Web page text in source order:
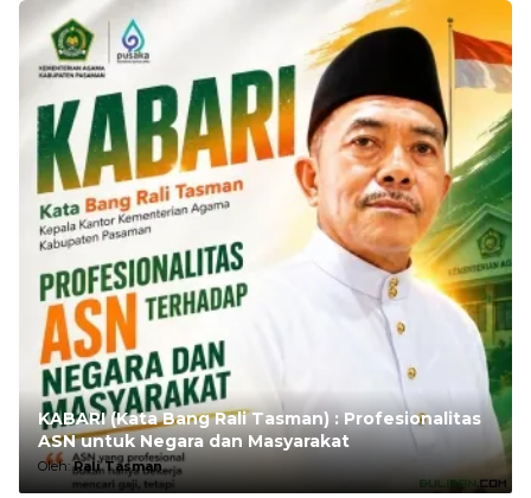
KABARI (Kata Bang Rali Tasman) : Profesionalitas
ASN untuk Negara dan Masyarakat
Oleh:Rali Tasman